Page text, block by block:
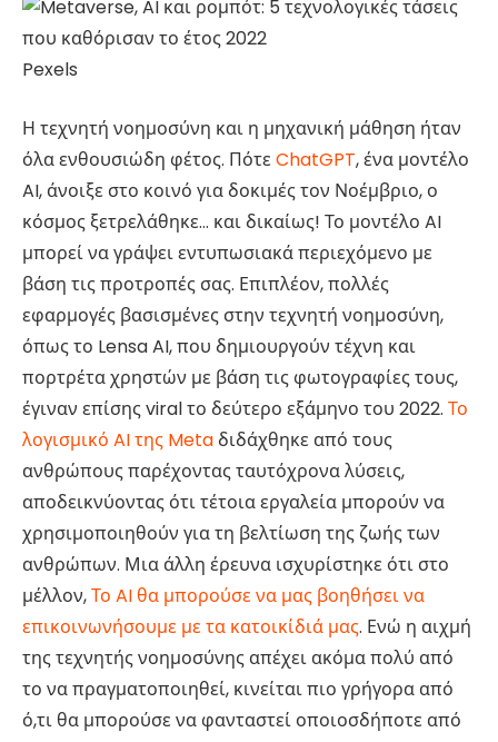
Pexels
Η τεχνητή νοημοσύνη και η μηχανική μάθηση ήταν
όλα ενθουσιώδη φέτος. ΠότεChatGPT, ένα μοντέλο
AI, άνοιξε στο κοινό για δοκιμές τον Νοέμβριο, ο
κόσμος ξετρελάθηκε… και δικαίως! Το μοντέλο AI
μπορεί να γράψει εντυπωσιακά περιεχόμενο με
βάση τις προτροπές σας. Επιπλέον, πολλές
εφαρμογές βασισμένες στην τεχνητή νοημοσύνη,
όπως το Lensa AI, που δημιουργούν τέχνη και
πορτρέτα χρηστών με βάση τις φωτογραφίες τους,
έγιναν επίσης viral το δεύτερο εξάμηνο του 2022. Το
λογισμικό AI της Meta διδάχθηκε από τους
ανθρώπους παρέχοντας ταυτόχρονα λύσεις,
αποδεικνύοντας ότι τέτοια εργαλεία μπορούν να
χρησιμοποιηθούν για τη βελτίωση της ζωής των
ανθρώπων. Μια άλλη έρευνα ισχυρίστηκε ότι στο
μέλλον,Το AI θα μπορούσε να μας βοηθήσει να
επικοινωνήσουμε με τα κατοικίδιά μας. Ενώ η αιχμή
της τεχνητής νοημοσύνης απέχει ακόμα πολύ από
το να πραγματοποιηθεί, κινείται πιο γρήγορα από
ό,τι θα μπορούσε να φανταστεί οποιοσδήποτε από